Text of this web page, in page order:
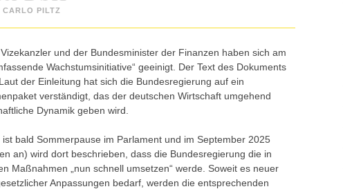
CARLO PILTZ
und der Bundesminister der Finanzen haben sich am
Wachstumsinitiative“ geeinigt. Der Text des Dokuments
der Einleitung hat sich die Bundesregierung auf ein
verständigt, das der deutschen Wirtschaft umgehend
Dynamik geben wird.
bald Sommerpause im Parlament und im September 2025
an) wird dort beschrieben, dass die Bundesregierung die in
Maßnahmen „nun schnell umsetzen“ werde. Soweit es neuer
Anpassungen bedarf, werden die entsprechenden